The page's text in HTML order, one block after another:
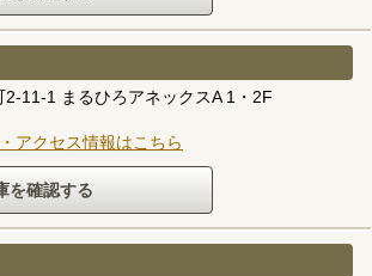
11-1 まるひろアネックスA 1・2F
アクセス情報はこちら